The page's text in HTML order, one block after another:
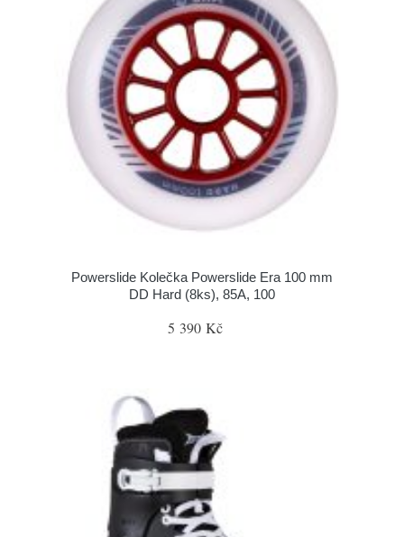
Powerslide Kolečka Powerslide Era 100 mm
DD Hard (8ks), 85A, 100
5 390 Kč